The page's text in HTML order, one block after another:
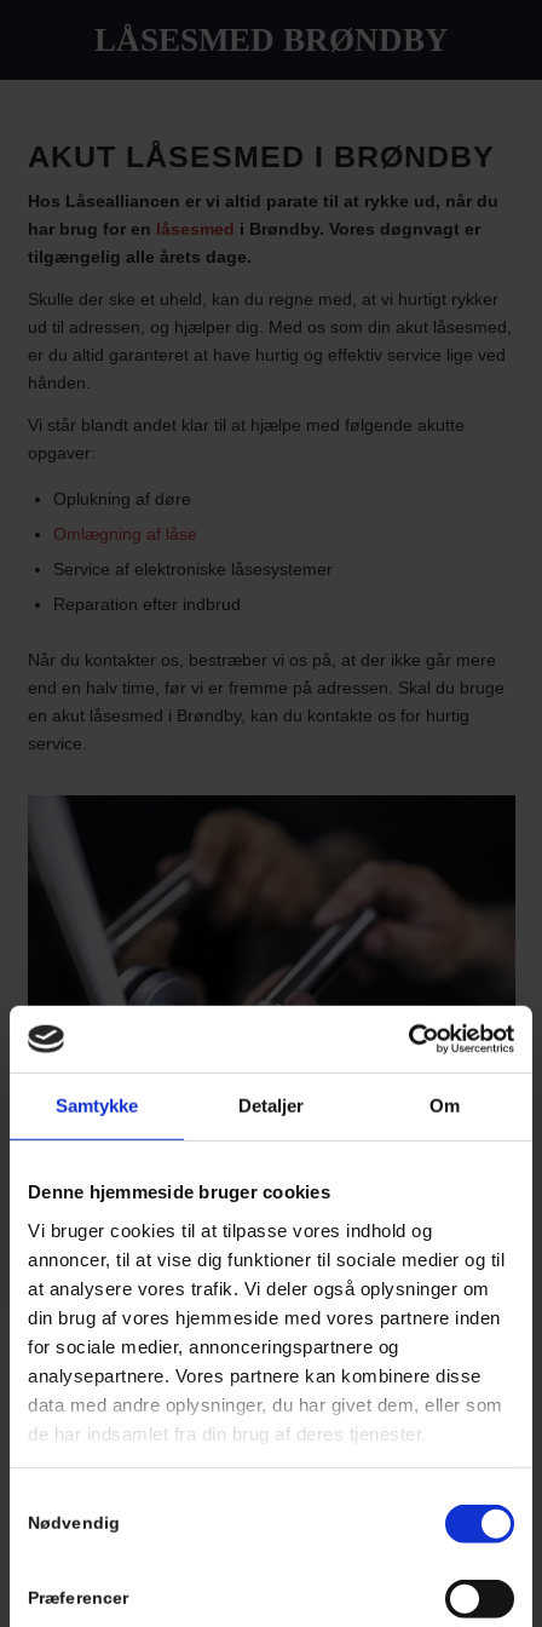
Samtykke Detaljer Om
Denne hjemmeside bruger cookies
Vi bruger cookies til at tilpasse vores indhold og
annoncer, til at vise dig funktioner til sociale medier og til
at analysere vores trafik. Vi deler også oplysninger om
din brug af vores hjemmeside med vores partnere inden
for sociale medier, annonceringspartnere og
analysepartnere. Vores partnere kan kombinere disse
data med andre oplysninger, du har givet dem, eller som
de har indsamlet fra din brug af deres tjenester.
Nødvendig
Præferencer
LÅSESMED BRØNDBY
AKUT LÅSESMED I BRØNDBY
Hos Låsealliancen er vi altid parate til at rykke ud, når du
har brug for en låsesmed i Brøndby. Vores døgnvagt er
tilgængelig alle årets dage.
Skulle der ske et uheld, kan du regne med, at vi hurtigt rykker
ud til adressen, og hjælper dig. Med os som din akut låsesmed,
er du altid garanteret at have hurtig og effektiv service lige ved
hånden.
Vi står blandt andet klar til at hjælpe med følgende akutte
opgaver:
Oplukning af døre
Omlægning af låse
Service af elektroniske låsesystemer
Reparation efter indbrud
Når du kontakter os, bestræber vi os på, at der ikke går mere
end en halv time, før vi er fremme på adressen. Skal du bruge
en akut låsesmed i Brøndby, kan du kontakte os for hurtig
service.
AKUTTE OPGAVER FOR
PRIVAT OG ERHVERV
Som låsesmede har vi bredt kendskab til forskellige låse- og
sikringssystemer, vi rykker derfor gerne ud og løser akutte
leverandører, hvorfor vi altid har de nødvendige redskaber og
materialer lige ved hånden.
Ingen opgave er for stor eller lille til, at vi hurtigt kan rykke ud
og finde en løsning. Med os som din
i Brøndby